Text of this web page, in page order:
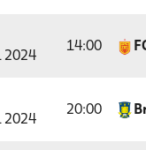
2024
14:00
2024
20:00